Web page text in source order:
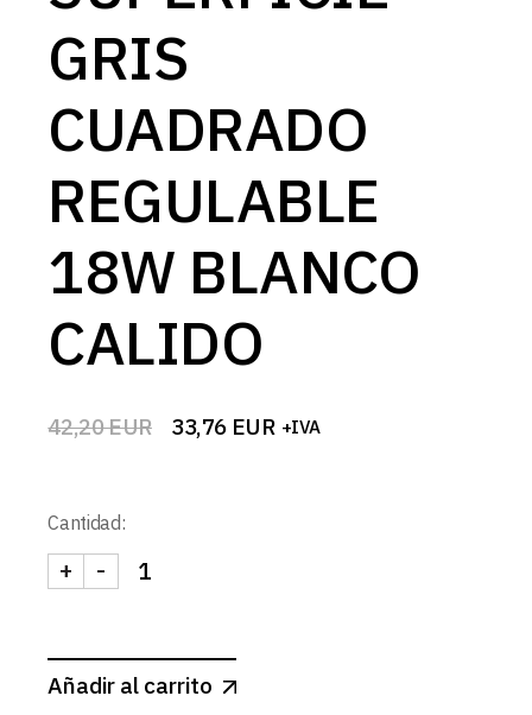
GRIS
CUADRADO
REGULABLE
18W BLANCO
CALIDO
42,20EUR
El
42,20 EUR.
33,76 EUR
El
33,76 EUR.
+IVA
Cantidad:
DOWNLIGHT LED SUPERFICIE GRIS
-
+
Añadir al carrito